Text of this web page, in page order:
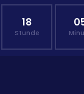
18
Stunde